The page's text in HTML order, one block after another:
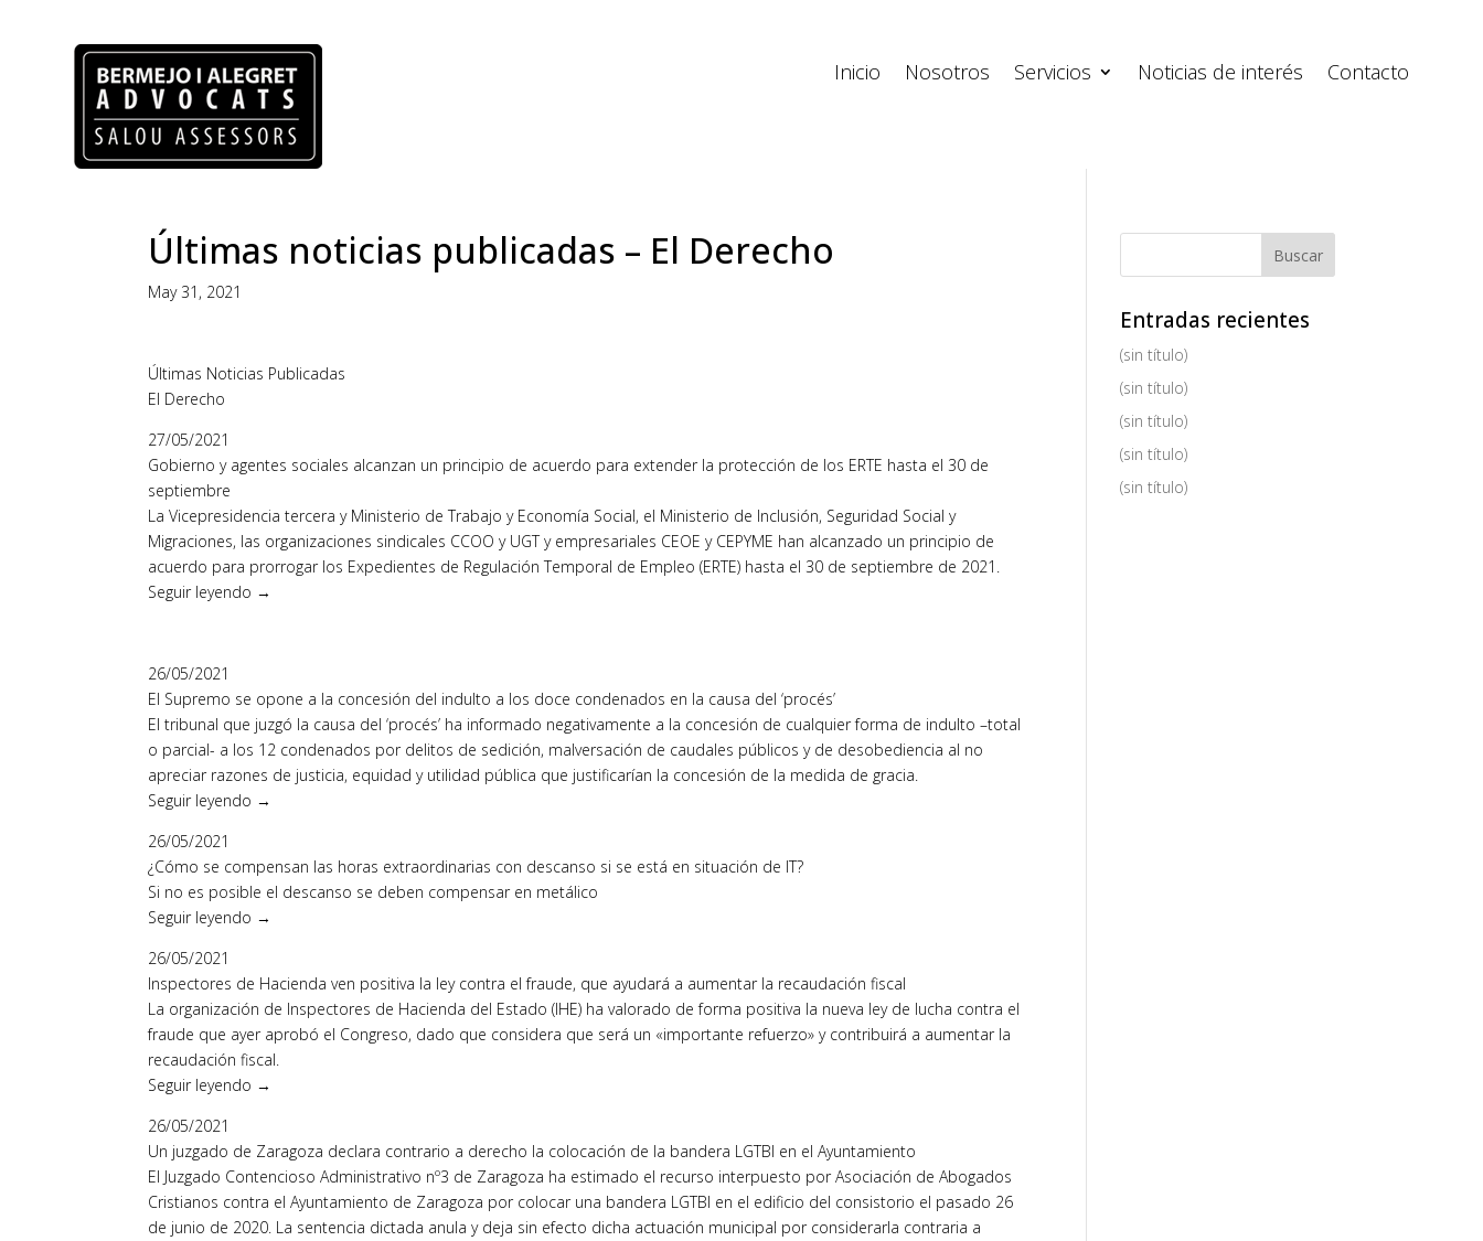
Inicio Nosotros Servicios Noticias de interés Contacto
Últimas noticias publicadas – El Derecho
May 31, 2021
Últimas Noticias Publicadas
El Derecho
27/05/2021
Gobierno y agentes sociales alcanzan un principio de acuerdo para extender la protección de los ERTE hasta el 30 de
septiembre
La Vicepresidencia tercera y Ministerio de Trabajo y Economía Social, el Ministerio de Inclusión, Seguridad Social y
Migraciones, las organizaciones sindicales CCOO y UGT y empresariales CEOE y CEPYME han alcanzado un principio de
acuerdo para prorrogar los Expedientes de Regulación Temporal de Empleo (ERTE) hasta el 30 de septiembre de 2021.
Seguir leyendo →
26/05/2021
El Supremo se opone a la concesión del indulto a los doce condenados en la causa del ‘procés’
El tribunal que juzgó la causa del ‘procés’ ha informado negativamente a la concesión de cualquier forma de indulto –total
o parcial- a los 12 condenados por delitos de sedición, malversación de caudales públicos y de desobediencia al no
apreciar razones de justicia, equidad y utilidad pública que justificarían la concesión de la medida de gracia.
Seguir leyendo →
26/05/2021
¿Cómo se compensan las horas extraordinarias con descanso si se está en situación de IT?
Si no es posible el descanso se deben compensar en metálico
Seguir leyendo →
26/05/2021
Inspectores de Hacienda ven positiva la ley contra el fraude, que ayudará a aumentar la recaudación fiscal
La organización de Inspectores de Hacienda del Estado (IHE) ha valorado de forma positiva la nueva ley de lucha contra el
fraude que ayer aprobó el Congreso, dado que considera que será un «importante refuerzo» y contribuirá a aumentar la
recaudación fiscal.
Seguir leyendo →
26/05/2021
Un juzgado de Zaragoza declara contrario a derecho la colocación de la bandera LGTBI en el Ayuntamiento
El Juzgado Contencioso Administrativo nº3 de Zaragoza ha estimado el recurso interpuesto por Asociación de Abogados
Cristianos contra el Ayuntamiento de Zaragoza por colocar una bandera LGTBI en el edificio del consistorio el pasado 26
de junio de 2020. La sentencia dictada anula y deja sin efecto dicha actuación municipal por considerarla contraria a
Entradas recientes
(sin título)
(sin título)
(sin título)
(sin título)
(sin título)